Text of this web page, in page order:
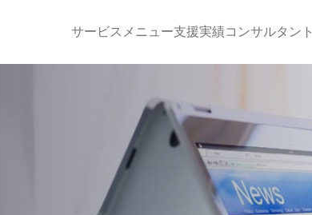
サービスメニュー支援実績コンサルタント